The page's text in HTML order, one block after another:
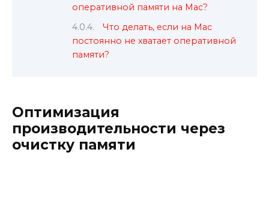
оперативной памяти на Mac?
Что делать, если на Mac
постоянно не хватает оперативной
памяти?
Оптимизация
производительности через
очистку памяти